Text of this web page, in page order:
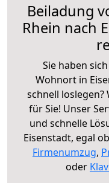
Beiladung
Rhein nach
Sie haben
Wohnort in
schnell loslegen?
für Sie! Unser
und schnelle
Eisenstadt, egal
Firmenumzug,
oder